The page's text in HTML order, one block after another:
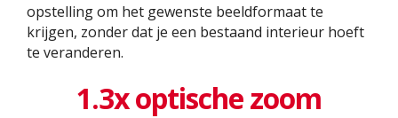
opstelling om het gewenste beeldformaat te
krijgen, zonder dat je een bestaand interieur hoeft
te veranderen.
1.3x optische zoom